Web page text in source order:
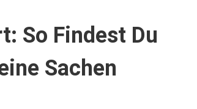
So Findest Du
Sachen